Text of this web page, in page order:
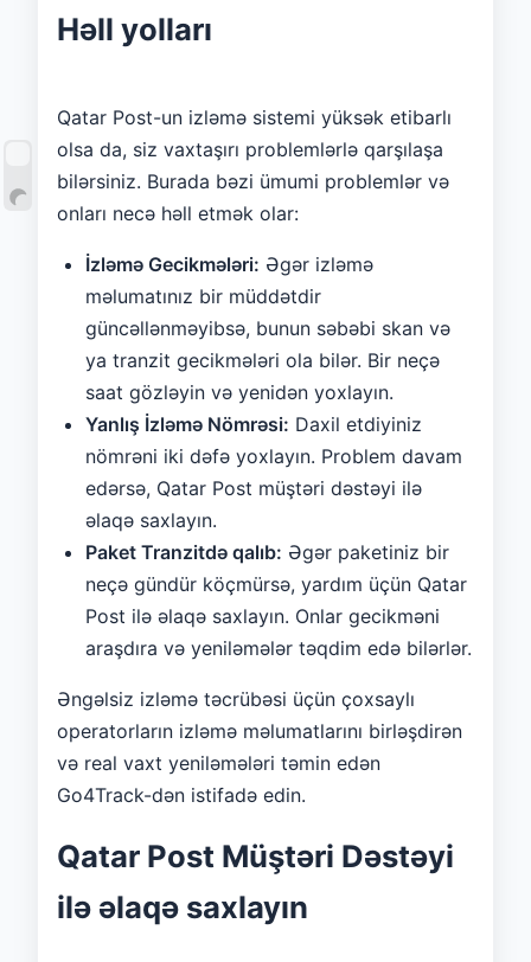
Həll yolları
Qatar Post-un izləmə sistemi yüksək etibarlı
olsa da, siz vaxtaşırı problemlərlə qarşılaşa
bilərsiniz. Burada bəzi ümumi problemlər və
onları necə həll etmək olar:
İzləmə Gecikmələri: Əgər izləmə
məlumatınız bir müddətdir
güncəllənməyibsə, bunun səbəbi skan və
ya tranzit gecikmələri ola bilər. Bir neçə
saat gözləyin və yenidən yoxlayın.
Yanlış İzləmə Nömrəsi: Daxil etdiyiniz
nömrəni iki dəfə yoxlayın. Problem davam
edərsə, Qatar Post müştəri dəstəyi ilə
əlaqə saxlayın.
Paket Tranzitdə qalıb: Əgər paketiniz bir
neçə gündür köçmürsə, yardım üçün Qatar
Post ilə əlaqə saxlayın. Onlar gecikməni
araşdıra və yeniləmələr təqdim edə bilərlər.
Əngəlsiz izləmə təcrübəsi üçün çoxsaylı
operatorların izləmə məlumatlarını birləşdirən
və real vaxt yeniləmələri təmin edən
Go4Track-dən istifadə edin.
Qatar Post Müştəri Dəstəyi
ilə əlaqə saxlayın